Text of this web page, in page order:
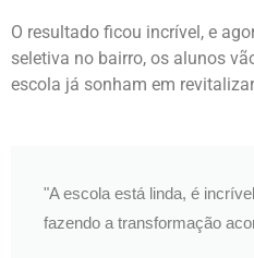
O resultado ficou incrível, e
seletiva no bairro, os alunos
escola já sonham em
"A escola está linda, é
fazendo a transformação